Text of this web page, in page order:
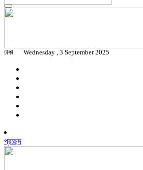
ঢাকা Wednesday , 3 September 2025
প্রচ্ছদ